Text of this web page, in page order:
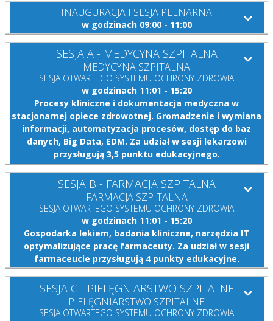
INAUGURACJA I SESJA PLENARNA
w godzinach 09:00 - 11:00
SESJA A - MEDYCYNA SZPITALNA
MEDYCYNA SZPITALNA
SESJA OTWARTEGO SYSTEMU OCHRONY ZDROWIA
w godzinach 11:01 - 15:20
Procesy kliniczne i dokumentacja medyczna w
stacjonarnej opiece zdrowotnej. Gromadzenie i wymiana
informacji, automatyzacja procesów, dostęp do baz
danych, Big Data, EDM. Za udział w sesji lekarzowi
przysługują 3,5 punktu edukacyjnego.
SESJA B - FARMACJA SZPITALNA
FARMACJA SZPITALNA
SESJA OTWARTEGO SYSTEMU OCHRONY ZDROWIA
w godzinach 11:01 - 15:20
Gospodarka lekiem, badania kliniczne, narzędzia IT
optymalizujące pracę farmaceuty. Za udział w sesji
farmaceucie przysługują 4 punkty edukacyjne.
SESJA C - PIELĘGNIARSTWO SZPITALNE
PIELĘGNIARSTWO SZPITALNE
SESJA OTWARTEGO SYSTEMU OCHRONY ZDROWIA